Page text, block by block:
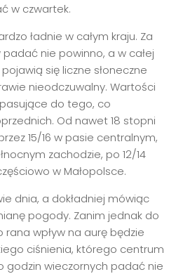
w czwartek.
ładnie w całym kraju. Za
nie powinno, a w całej
się liczne słoneczne
nieodczuwalny. Wartości
do tego, co
Od nawet 18 stopni
15/16 w pasie centralnym,
zachodzie, po 12/14
w Małopolsce.
dnia, a dokładniej mówiąc
pogody. Zanim jednak do
wpływ na aurę będzie
ciśnienia, którego centrum
godzin wieczornych padać nie